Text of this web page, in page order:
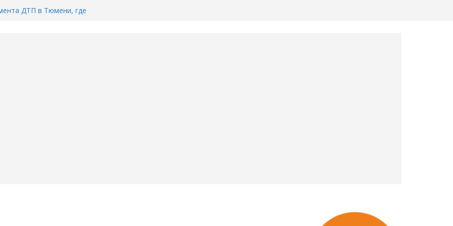
ДТП в Тюмени, где